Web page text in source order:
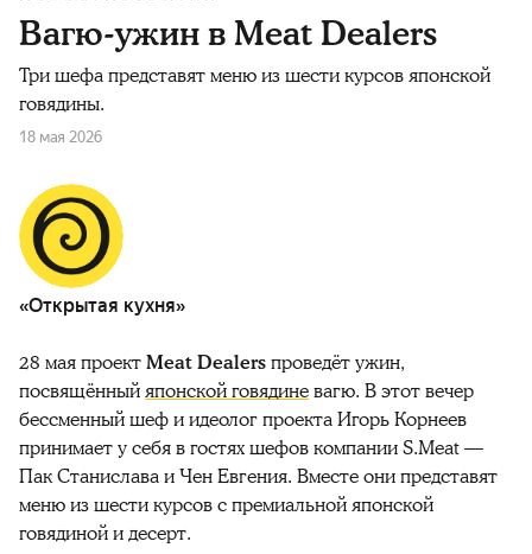
Вагю-ужин в Meat Dealers
Три шефа представят меню из шести курсов японской
говядины.
18 мая 2026
«Открытая кухня»
28 мая проектMeat Dealersпроведёт ужин,
посвящённыйяпонской говядиневагю. В этот вечер
бессменный шеф и идеолог проекта Игорь Корнеев
принимает у себя в гостях шефов компании S.Meat —
Пак Станислава и Чен Евгения. Вместе они представят
меню из шести курсов с премиальной японской
говядиной и десерт.